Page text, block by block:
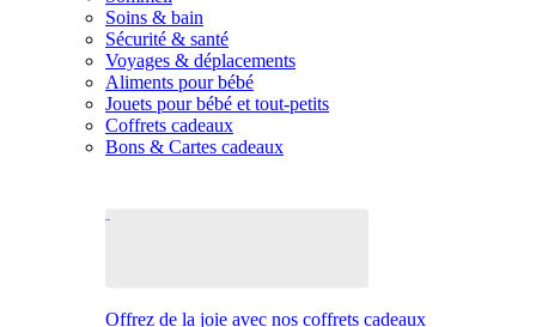
Soins & bain
Sécurité & santé
Voyages & déplacements
Aliments pour bébé
Jouets pour bébé et tout-petits
Coffrets cadeaux
Bons & Cartes cadeaux
Offrez de la joie avec nos coffrets cadeaux